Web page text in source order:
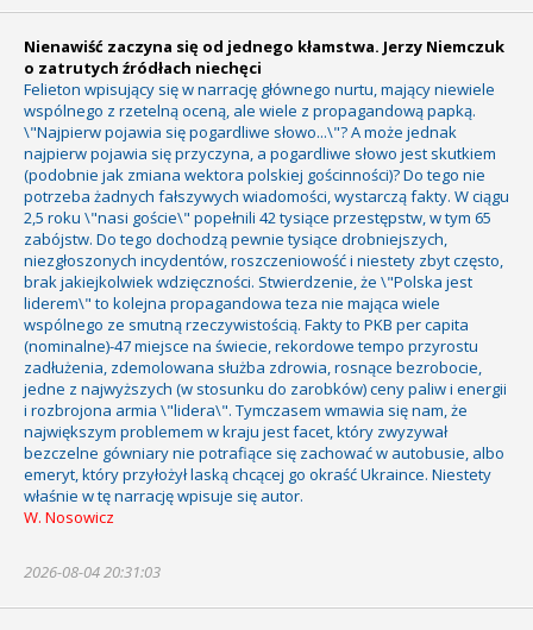
Nienawiść zaczyna się od jednego kłamstwa. Jerzy Niemczuk
o zatrutych źródłach niechęci
Felieton wpisujący się w narrację głównego nurtu, mający niewiele
wspólnego z rzetelną oceną, ale wiele z propagandową papką.
\"Najpierw pojawia się pogardliwe słowo...\"? A może jednak
najpierw pojawia się przyczyna, a pogardliwe słowo jest skutkiem
(podobnie jak zmiana wektora polskiej gościnności)? Do tego nie
potrzeba żadnych fałszywych wiadomości, wystarczą fakty. W ciągu
2,5 roku \"nasi goście\" popełnili 42 tysiące przestępstw, w tym 65
zabójstw. Do tego dochodzą pewnie tysiące drobniejszych,
niezgłoszonych incydentów, roszczeniowość i niestety zbyt często,
brak jakiejkolwiek wdzięczności. Stwierdzenie, że \"Polska jest
liderem\" to kolejna propagandowa teza nie mająca wiele
wspólnego ze smutną rzeczywistością. Fakty to PKB per capita
(nominalne)-47 miejsce na świecie, rekordowe tempo przyrostu
zadłużenia, zdemolowana służba zdrowia, rosnące bezrobocie,
jedne z najwyższych (w stosunku do zarobków) ceny paliw i energii
i rozbrojona armia \"lidera\". Tymczasem wmawia się nam, że
największym problemem w kraju jest facet, który zwyzywał
bezczelne gówniary nie potrafiące się zachować w autobusie, albo
emeryt, który przyłożył laską chcącej go okraść Ukraince. Niestety
właśnie w tę narrację wpisuje się autor.
W. Nosowicz
2026-08-04 20:31:03